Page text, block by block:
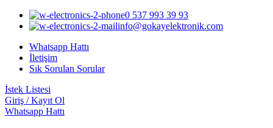
0 537 993 39 93
info@gokayelektronik.com
Whatsapp Hattı
İletişim
Sık Sorulan Sorular
İstek Listesi
Giriş / Kayıt Ol
Whatsapp Hattı